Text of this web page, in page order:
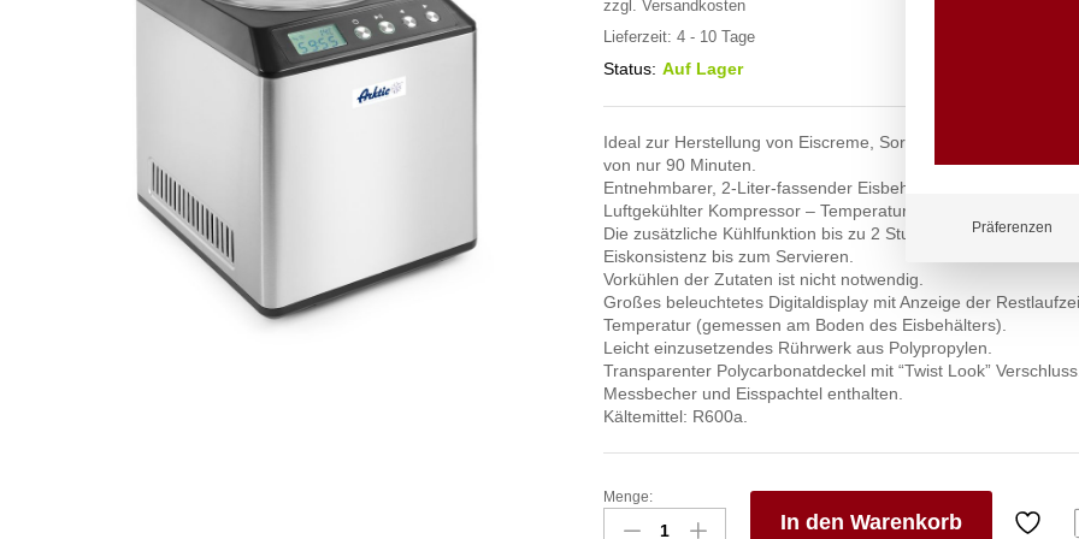
zzgl. Versandkosten
Lieferzeit: 4 - 10 Tage
Status: Auf Lager
Ideal zur Herstellung von Eiscreme, Sorbets und Frozen
von nur 90 Minuten.
Entnehmbarer, 2-Liter-fassender Eisbehälter aus Edelstahl.
Luftgekühlter Kompressor – Temperaturbereich: -10ºC bis -
Die zusätzliche Kühlfunktion bis zu 2 Stunden sorgt für
Eiskonsistenz bis zum Servieren.
Vorkühlen der Zutaten ist nicht notwendig.
Großes beleuchtetes Digitaldisplay mit Anzeige der
Temperatur (gemessen am Boden des Eisbehälters).
Leicht einzusetzendes Rührwerk aus Polypropylen.
Transparenter Polycarbonatdeckel mit “Twist Look”
Messbecher und Eisspachtel enthalten.
Kältemittel: R600a.
Eiscreme-
Maschine,
Menge:
In den Warenkorb
Präferenzen